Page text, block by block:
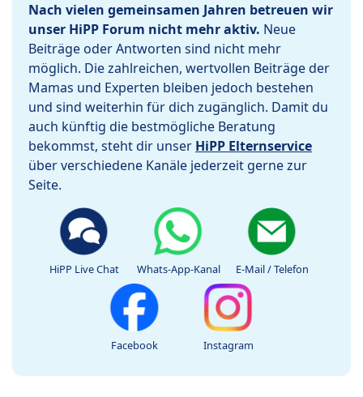
Nach vielen gemeinsamen Jahren betreuen wir
unser HiPP Forum nicht mehr aktiv. Neue
Beiträge oder Antworten sind nicht mehr
möglich. Die zahlreichen, wertvollen Beiträge der
Mamas und Experten bleiben jedoch bestehen
und sind weiterhin für dich zugänglich. Damit du
auch künftig die bestmögliche Beratung
bekommst, steht dir unser HiPP Elternservice
über verschiedene Kanäle jederzeit gerne zur
Seite.
HiPP Live Chat Whats-App-Kanal E-Mail / Telefon
Facebook Instagram